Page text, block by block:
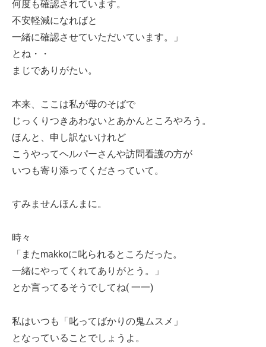
何度も確認されています。
不安軽減になればと
一緒に確認させていただいています。」
とね・・
まじでありがたい。
本来、ここは私が母のそばで
じっくりつきあわないとあかんところやろう。
ほんと、申し訳ないけれど
こうやってヘルパーさんや訪問看護の方が
いつも寄り添ってくださっていて。
すみませんほんまに。
時々
「またmakkoに叱られるところだった。
一緒にやってくれてありがとう。」
とか言ってるそうでしてね( 一一)
私はいつも「叱ってばかりの鬼ムスメ」
となっていることでしょうよ。